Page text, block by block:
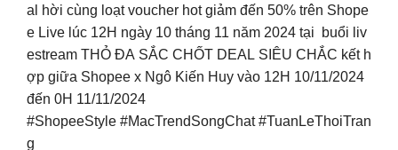
al hời cùng loạt voucher hot giảm đến 50% trên Shope
e Live lúc 12H ngày 10 tháng 11 năm 2024 tại buổi liv
estream THỎ ĐA SẮC CHỐT DEAL SIÊU CHẮC kết h
ợp giữa Shopee x Ngô Kiến Huy vào 12H 10/11/2024
đến 0H 11/11/2024
#ShopeeStyle #MacTrendSongChat #TuanLeThoiTran
g